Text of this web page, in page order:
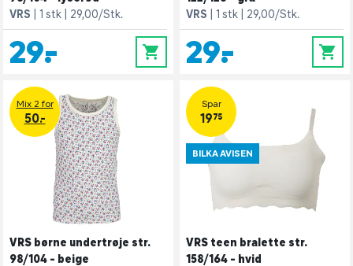
VRS
1 stk 29,00/Stk.
29,- 0
VRS
1 stk 29,00/Stk.
29,- 0
Mix 2 for
50.-
VRS børne undertrøje str.
98/104 - beige
Spar
19,75
BILKA AVISEN
VRS teen bralette str.
158/164 - hvid